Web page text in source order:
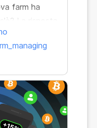
farm ha
La risposta